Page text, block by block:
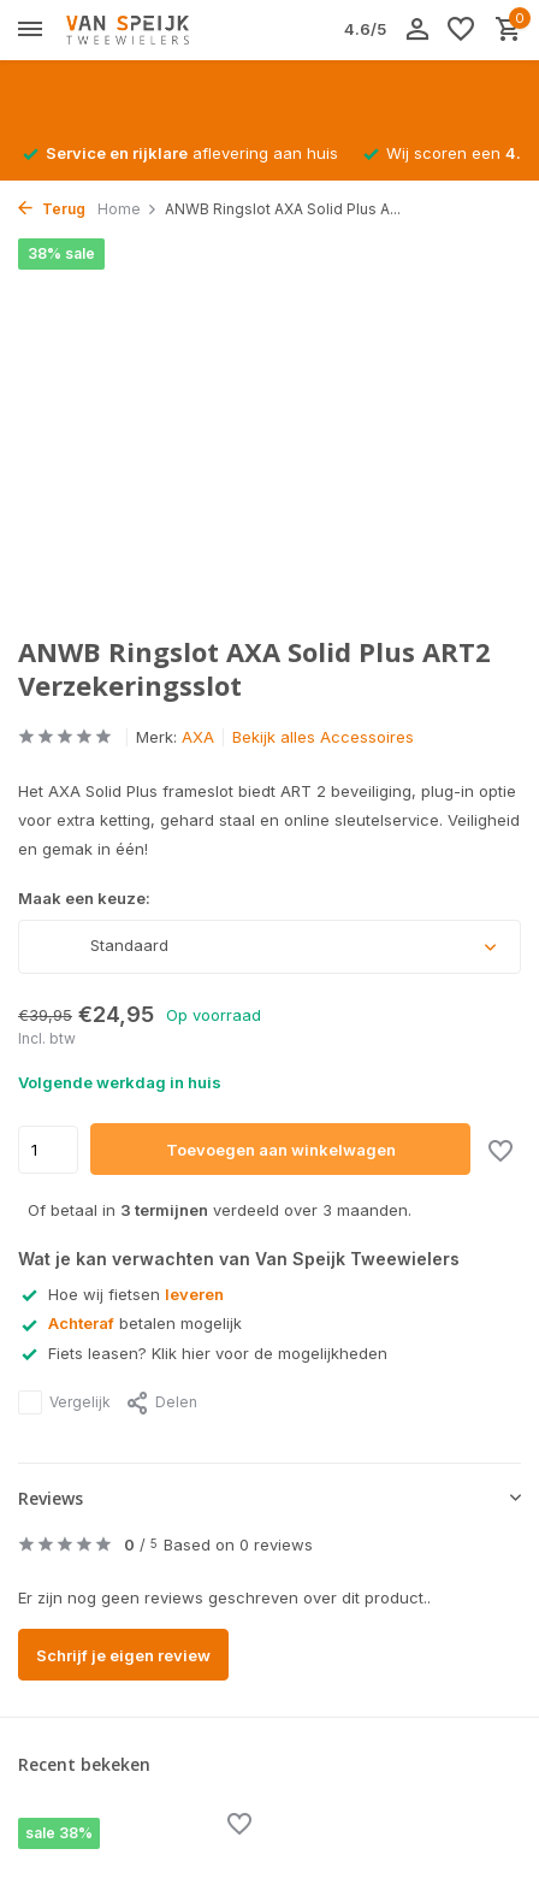
4.6/5
0
Service en rijklare aflevering aan huis Wij scoren een
Terug Home ANWB Ringslot AXA Solid Plus A...
ANWB Ringslot AXA Solid Plus ART2
Verzekeringsslot
38% sale
Merk: AXA Bekijk alles Accessoires
Het AXA Solid Plus frameslot biedt ART 2 beveiliging, plug-in optie
voor extra ketting, gehard staal en online sleutelservice. Veiligheid
en gemak in één!
Maak een keuze:
Standaard
€39,95 €24,95 Op voorraad
Incl. btw
Volgende werkdag in huis
Toevoegen aan winkelwagen
Of betaal in 3 termijnen verdeeld over 3 maanden.
Wat je kan verwachten van Van Speijk Tweewielers
Hoe wij fietsen leveren
Achteraf betalen mogelijk
Fiets leasen? Klik hier voor de mogelijkheden
Vergelijk Delen
Reviews
0 / 5 Based on 0 reviews
Er zijn nog geen reviews geschreven over dit product..
Schrijf je eigen review
Recent bekeken
sale 38%